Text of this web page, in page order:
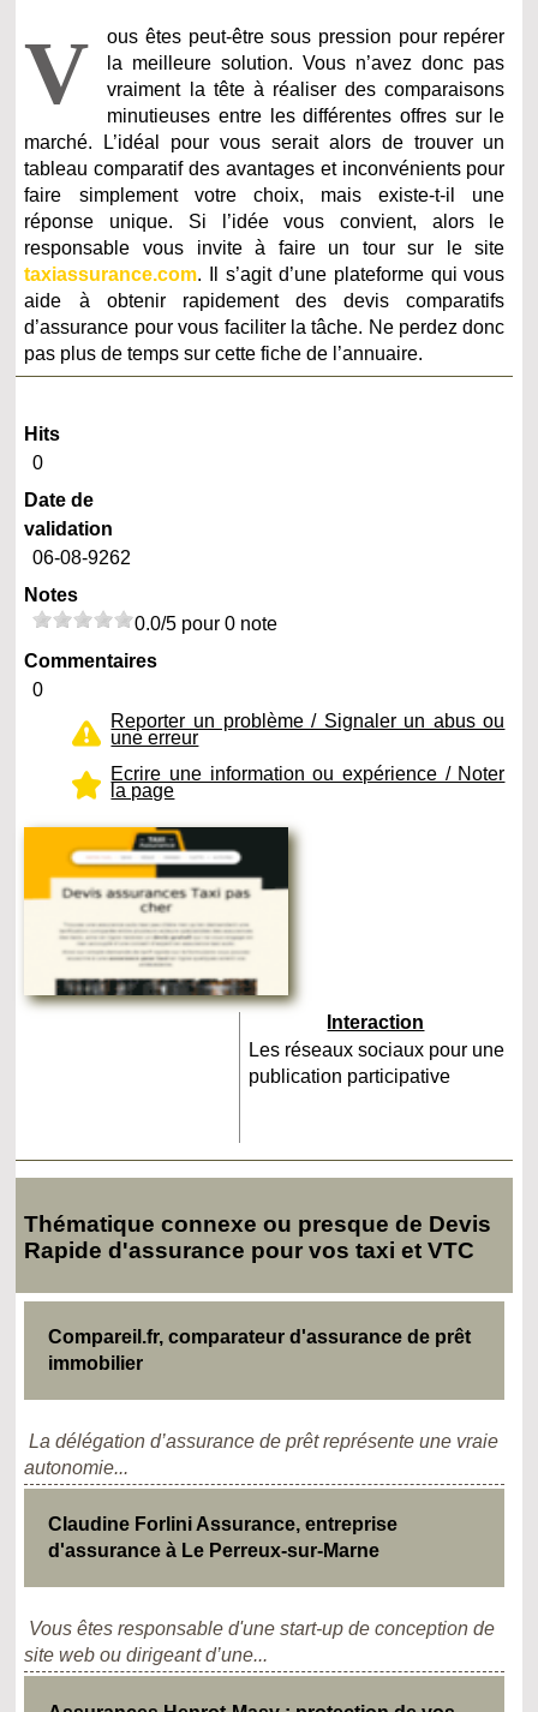
V
ous êtes peut-être sous pression pour repérer
la meilleure solution. Vous n’avez donc pas
vraiment la tête à réaliser des comparaisons
minutieuses entre les différentes offres sur le
marché. L’idéal pour vous serait alors de trouver un
tableau comparatif des avantages et inconvénients pour
faire simplement votre choix, mais existe-t-il une
réponse unique. Si l’idée vous convient, alors le
responsable vous invite à faire un tour sur le site
taxiassurance.com. Il s’agit d’une plateforme qui vous
aide à obtenir rapidement des devis comparatifs
d’assurance pour vous faciliter la tâche. Ne perdez donc
pas plus de temps sur cette fiche de l’annuaire.
Hits
0
Date de
validation
06-08-9262
Notes
0.0/5 pour 0 note
Commentaires
0
Reporter un problème / Signaler un abus ou
une erreur
Ecrire une information ou expérience / Noter
la page
Interaction
Les réseaux sociaux pour une
publication participative
Thématique connexe ou presque de Devis
Rapide d'assurance pour vos taxi et VTC
Compareil.fr, comparateur d'assurance de prêt
immobilier
La délégation d’assurance de prêt représente une vraie
autonomie...
Claudine Forlini Assurance, entreprise
d'assurance à Le Perreux-sur-Marne
Vous êtes responsable d'une start-up de conception de
site web ou dirigeant d’une...